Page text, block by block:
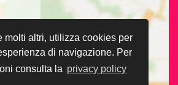
molti altri, utilizza cookies per
di navigazione. Per
consulta la privacy policy